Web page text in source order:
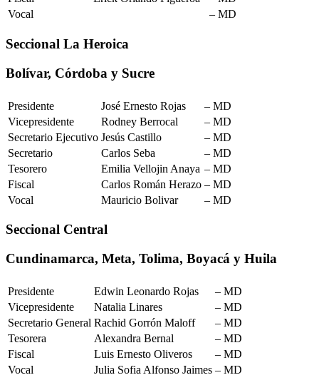
Vocal
– MD
Seccional La Heroica
Bolívar, Córdoba y Sucre
Presidente José Ernesto Rojas
– MD
Vicepresidente
Rodney Berrocal
– MD
Secretario Ejecutivo Jesús Castillo
– MD
Secretario
Carlos Seba
– MD
Tesorero
Emilia Vellojin Anaya – MD
Fiscal
Carlos Román Herazo – MD
Vocal
Mauricio Bolivar – MD
Seccional Central
Cundinamarca, Meta, Tolima, Boyacá y Huila
Presidente Edwin Leonardo Rojas
– MD
Vicepresidente
Natalia Linares
– MD
Secretario General Rachid Gorrón Maloff
– MD
Tesorera
Alexandra Bernal
– MD
Fiscal
Luis Ernesto Oliveros
– MD
Vocal
Julia Sofia Alfonso Jaimes – MD